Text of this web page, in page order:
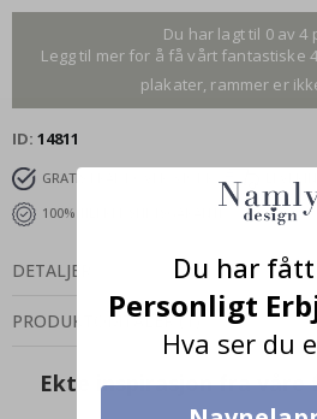
Du har lagt til 0 av 4
Legg til mer for å få vårt fantastiske
plakater, rammer er
ID 14811
GRATIS FRAKT OVER 349 KR
100% TILFREDSHETSGARANTI
DETALJER
PRODUKTOMTALER(1)
Ekte inspirasjon fra våre
Du har
Personligt
Hva ser du